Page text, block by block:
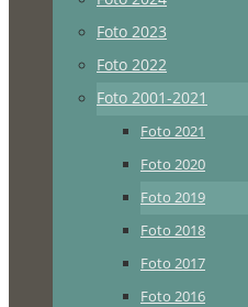
Foto 2023
Foto 2022
Foto 2001-2021
Foto 2021
Foto 2020
Foto 2019
Foto 2018
Foto 2017
Foto 2016